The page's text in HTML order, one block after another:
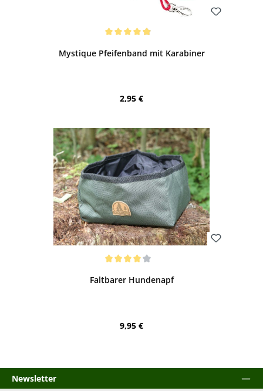
Mystique Pfeifenband mit Karabiner
Regulärer Preis:
2,95 €
Faltbarer Hundenapf
Regulärer Preis:
9,95 €
Newsletter